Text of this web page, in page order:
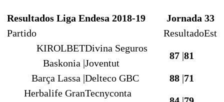
Resultados Liga Endesa 2018-19
Jornada 33
Partido
ResultadoEst
KIROLBET
Baskonia |
Divina Seguros
Joventut
87 |81
Barça Lassa |Delteco GBC 88 |71
Herbalife GranTecnyconta